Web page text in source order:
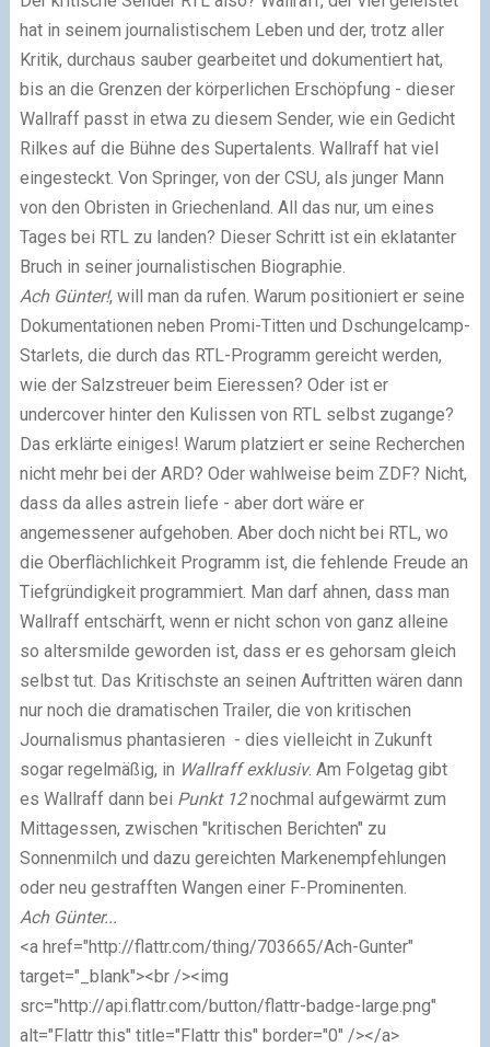
hat in seinem journalistischem Leben und der, trotz aller
Kritik, durchaus sauber gearbeitet und dokumentiert hat,
bis an die Grenzen der körperlichen Erschöpfung - dieser
Wallraff passt in etwa zu diesem Sender, wie ein Gedicht
Rilkes auf die Bühne des Supertalents. Wallraff hat viel
eingesteckt. Von Springer, von der CSU, als junger Mann
von den Obristen in Griechenland. All das nur, um eines
Tages bei RTL zu landen? Dieser Schritt ist ein eklatanter
Bruch in seiner journalistischen Biographie.
Ach Günter!, will man da rufen. Warum positioniert er seine
Dokumentationen neben Promi-Titten und Dschungelcamp-
Starlets, die durch das RTL-Programm gereicht werden,
wie der Salzstreuer beim Eieressen? Oder ist er
undercover hinter den Kulissen von RTL selbst zugange?
Das erklärte einiges! Warum platziert er seine Recherchen
nicht mehr bei der ARD? Oder wahlweise beim ZDF? Nicht,
dass da alles astrein liefe - aber dort wäre er
angemessener aufgehoben. Aber doch nicht bei RTL, wo
die Oberflächlichkeit Programm ist, die fehlende Freude an
Tiefgründigkeit programmiert. Man darf ahnen, dass man
Wallraff entschärft, wenn er nicht schon von ganz alleine
so altersmilde geworden ist, dass er es gehorsam gleich
selbst tut. Das Kritischste an seinen Auftritten wären dann
nur noch die dramatischen Trailer, die von kritischen
Journalismus phantasieren - dies vielleicht in Zukunft
sogar regelmäßig, in Wallraff exklusiv. Am Folgetag gibt
es Wallraff dann bei Punkt 12nochmal aufgewärmt zum
Mittagessen, zwischen "kritischen Berichten" zu
Sonnenmilch und dazu gereichten Markenempfehlungen
oder neu gestrafften Wangen einer F-Prominenten.
Ach Günter...
<a href="http://flattr.com/thing/703665/Ach-Gunter"
target="_blank"><br /><img
src="http://api.flattr.com/button/flattr-badge-large.png"
alt="Flattr this" title="Flattr this" border="0" /></a>